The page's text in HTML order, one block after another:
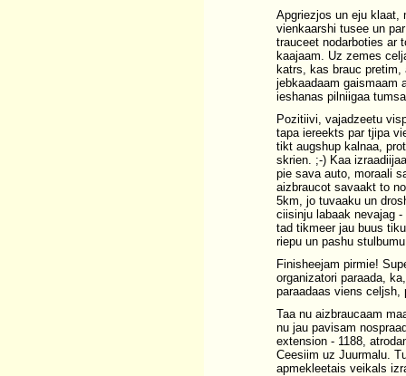
Apgriezjos un eju klaat,
vienkaarshi tusee un
trauceet nodarboties ar
kaajaam. Uz zemes
katrs, kas brauc
jebkaadaam gaismaam
ieshanas pilniigaa
Pozitiivi, vajadzeetu
tapa iereekts par tjipa
tikt augshup kalnaa,
skrien. ;-) Kaa
pie sava auto, moraali
aizbraucot savaakt to
5km, jo tuvaaku un
ciisinju labaak nevajag
tad tikmeer jau buus
riepu un pashu
Finisheejam pirmie!
organizatori paraada,
paraadaas viens celjsh,
Taa nu aizbraucaam
nu jau pavisam
extension - 1188,
Ceesiim uz Juurmalu.
apmekleetais veikals